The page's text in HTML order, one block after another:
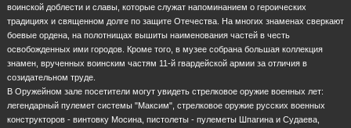
воинской доблести и славы, которые служат напоминанием о героических
традициях и священном долге по защите Отечества. На многих знаменах сверкают
боевые ордена, на полотнищах вышиты наименования частей в честь
освобожденных ими городов. Кроме того, в музее собрана большая коллекция
знамен, врученных воинским частям 11-й гвардейской армии за отличия в
созидательном труде.
В Оружейном зале посетители могут увидеть стрелковое оружие военных лет:
легендарный пулемет системы "Максим", стрелковое оружие русских военных
конструкторов - винтовку Мосина, пистолеты - пулеметы Шпагина и Судаева,